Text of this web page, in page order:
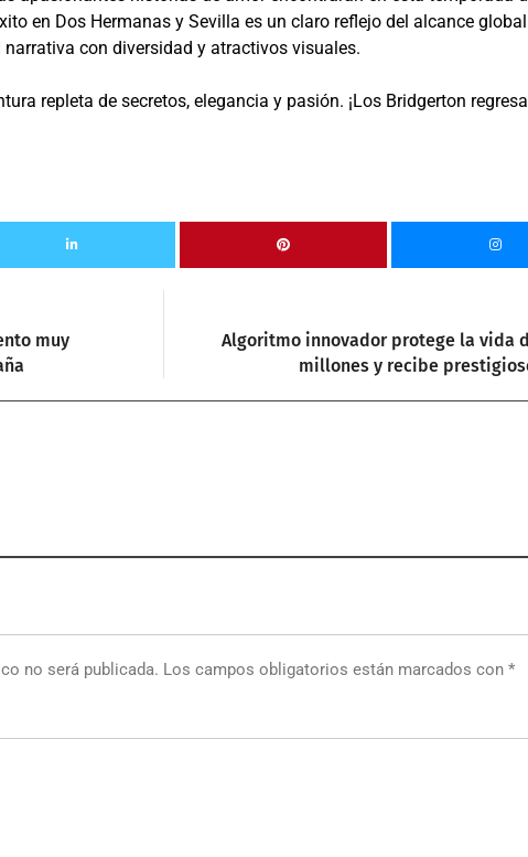
en Dos Hermanas y Sevilla es un claro reflejo del alcance
con diversidad y atractivos visuales.
repleta de secretos, elegancia y pasión. ¡Los Bridgerton
muy
Algoritmo innovador protege la vida
millones y recibe
no será publicada. Los campos obligatorios están marcados con *